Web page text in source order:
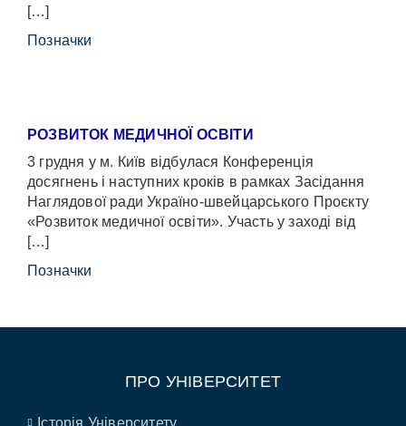
[…]
Позначки
РОЗВИТОК МЕДИЧНОЇ ОСВІТИ
3 грудня у м. Київ відбулася Конференція
досягнень і наступних кроків в рамках Засідання
Наглядової ради Україно-швейцарського Проєкту
«Розвиток медичної освіти». Участь у заході від
[…]
Позначки
ПРО УНІВЕРСИТЕТ
Історія Університету